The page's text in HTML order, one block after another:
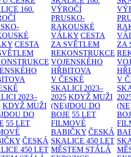
160.
CESTA
2023–
KDYŽ MUŽI
DO
55 LET
ČESKÁ
450 LET
VÝROČÍ
PRUSKO-
RAKOUSKÉ
VÁLKY CESTA
ZA SVĚTLEM
REKONSTRUKCE
VOJENSKÉHO
HŘBITOVA
V ČESKÉ
SKALICI 2023–
2025 KDYŽ MUŽI
(NE)JDOU DO
BOJE 55 LET
FILMOVÉ
BABIČKY ČESKÁ
SKALICE 450 LET
MĚSTEM STÁLÁ
ZA
V